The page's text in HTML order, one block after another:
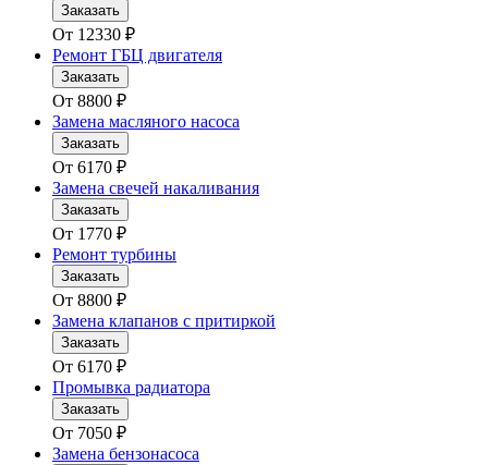
Заказать
От 12330 ₽
Ремонт ГБЦ двигателя
Заказать
От 8800 ₽
Замена масляного насоса
Заказать
От 6170 ₽
Замена свечей накаливания
Заказать
От 1770 ₽
Ремонт турбины
Заказать
От 8800 ₽
Замена клапанов с притиркой
Заказать
От 6170 ₽
Промывка радиатора
Заказать
От 7050 ₽
Замена бензонасоса